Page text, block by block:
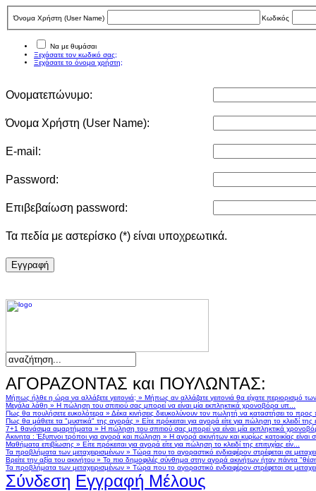
Όνομα Χρήστη (User Νame) Κωδικός
Να με θυμάσαι
Ξεχάσατε τον κωδικό σας;
Ξεχάσατε το όνομα χρήστη;
Ονοματεπώνυμο:
Όνομα Χρήστη (User Νame):
E-mail:
Password:
Επιβεβαίωση password:
Τα πεδία με αστερίσκο (*) είναι υποχρεωτικά.
Eγγραφή
ΑΓΟΡΑΖΟΝΤΑΣ και ΠΟΥΛΩΝΤΑΣ:
Μήπως ήλθε η ώρα να αλλάξετε γειτονιά; » Μήπως αν αλλάζατε γειτονιά θα είχατε περιορισμό
Μεγάλα λάθη » Η πώληση του σπιτιού σας μπορεί να είναι μία εκπληκτικά χρονοβόρα υπ...
Πως θα πουλήσετε ευκολότερα » Δέκα κινήσεις διευκολύνουν τον πωλητή να καταστήσει το
Πως θα μάθετε τα "μυστικά" της αγοράς » Είτε πρόκειται για αγορά είτε για πώληση το κλειδί της
7+1 θανάσιμα αμαρτήματα » Η πώληση του σπιτιού σας μπορεί να είναι μία εκπληκτικά
Ακινητα : Έξυπνοι τρόποι για αγορά και πώληση » Η αγορά ακινήτων και κυρίως κατοικίας
Μαθήματα επιβίωσης » Είτε πρόκειται για αγορά είτε για πώληση το κλειδί της επιτυχίας είν...
Τα προβλήματα των μεταχειρισμένων » Τώρα που το αγοραστικό ενδιαφέρον στρέφεται σε
Βρείτε την αξία του ακινήτου » Το πιο δημοφιλές σύνθημα στην αγορά ακινήτων ήταν πάντα
Τα προβλήματα των μεταχειρισμένων » Τώρα που το αγοραστικό ενδιαφέρον στρέφεται σε
Σύνδεση Εγγραφή Μέλους